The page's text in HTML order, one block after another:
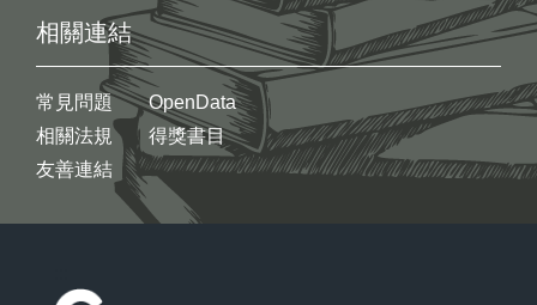
相關連結
常見問題
相關法規
友善連結
OpenData
得獎書目